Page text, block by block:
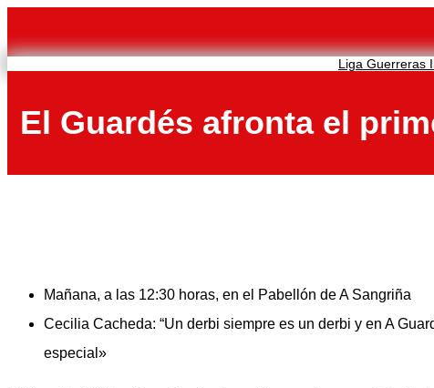
contenido
Liga Guerreras
El Guardés afronta el
Mañana, a las 12:30 horas, en el Pabellón de A Sangriña
Cecilia Cacheda: “Un derbi siempre es un derbi y en A
especial»